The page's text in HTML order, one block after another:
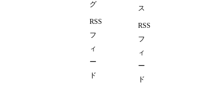
グ
RSS
フ
ィ
ー
ド
ス
RSS
フ
ィ
ー
ド